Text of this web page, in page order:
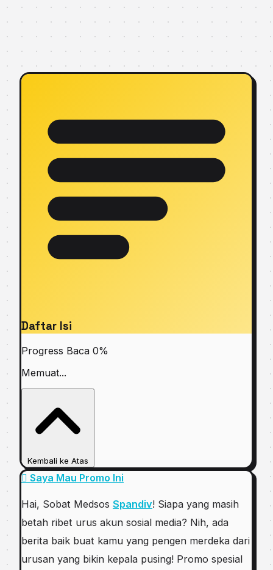
Daftar Isi
Progress Baca 0%
Memuat...
Kembali ke Atas
Saya Mau Promo Ini
Hai, Sobat Medsos Spandiv! Siapa yang masih
betah ribet urus akun sosial media? Nih, ada
berita baik buat kamu yang pengen merdeka dari
urusan yang bikin kepala pusing! Promo spesial